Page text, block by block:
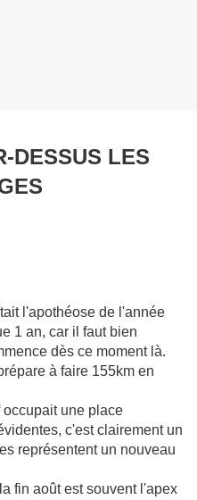
DESSUS LES
l'apothéose de l'année
1 an, car il faut bien
dès ce moment là.
à faire 155km en
occupait une place
c'est clairement un
représentent un nouveau
fin août est souvent l'apex